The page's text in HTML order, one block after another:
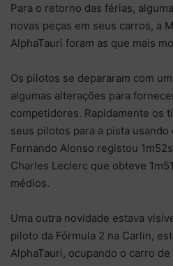
Para o retorno das férias,
novas peças em seus carros, a
AlphaTauri foram as que mais
Os pilotos se depararam com
algumas alterações para
competidores. Rapidamente os
seus pilotos para a pista
Fernando Alonso registou
Charles Leclerc que obteve
médios.
Uma outra novidade estava
piloto da Fórmula 2 na Carlin,
AlphaTauri, ocupando o carro de